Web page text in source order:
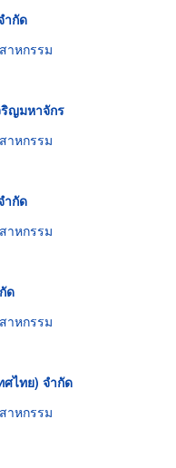
ำกัด
าหกรรม
ญมหาจักร
าหกรรม
ำกัด
าหกรรม
ด
าหกรรม
ศไทย) จำกัด
าหกรรม